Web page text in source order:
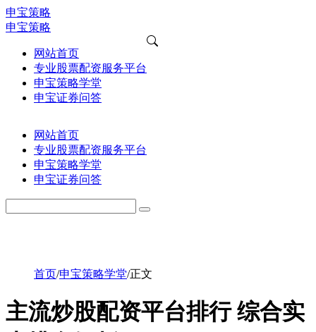
申宝策略
申宝策略
网站首页
专业股票配资服务平台
申宝策略学堂
申宝证券问答
网站首页
专业股票配资服务平台
申宝策略学堂
申宝证券问答
首页/申宝策略学堂/正文
主流炒股配资平台排行 综合实